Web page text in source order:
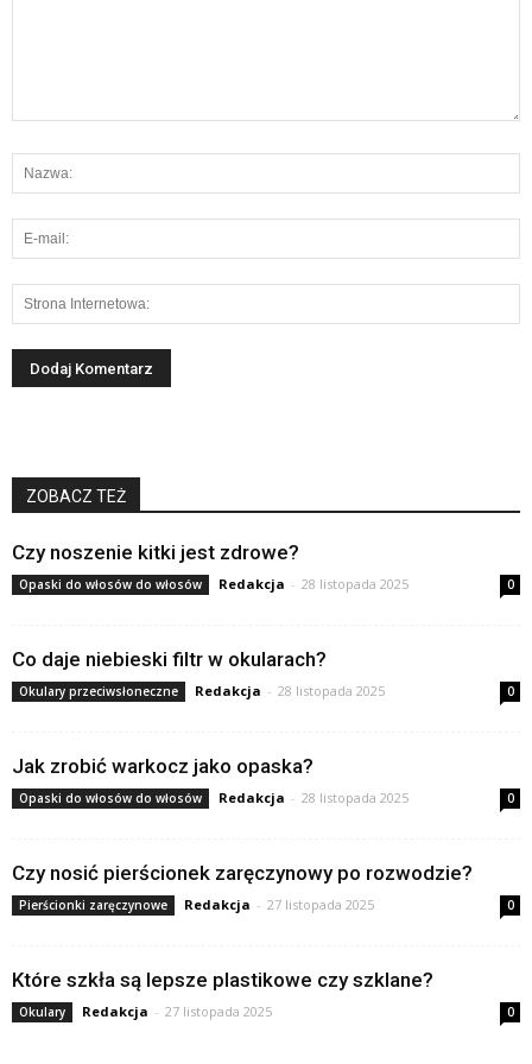
ZOBACZ TEŻ
Czy noszenie kitki jest zdrowe?
Opaski do włosów do włosów Redakcja - 28 listopada 2025 0
Co daje niebieski filtr w okularach?
Okulary przeciwsłoneczne Redakcja - 28 listopada 2025 0
Jak zrobić warkocz jako opaska?
Opaski do włosów do włosów Redakcja - 28 listopada 2025 0
Czy nosić pierścionek zaręczynowy po rozwodzie?
Pierścionki zaręczynowe Redakcja - 27 listopada 2025 0
Które szkła są lepsze plastikowe czy szklane?
Okulary Redakcja - 27 listopada 2025 0